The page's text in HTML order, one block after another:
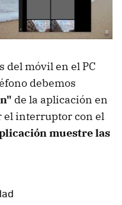
del móvil en el PC
debemos
de la aplicación en
el interruptor con el
muestre las